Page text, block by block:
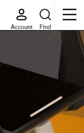
Account Find